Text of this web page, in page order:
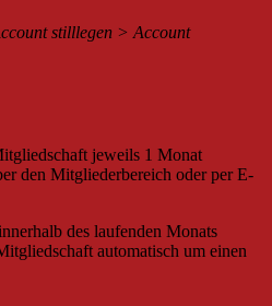
stilllegen > Account
jeweils 1 Monat
den Mitgliederbereich oder per E-
des laufenden Monats
automatisch um einen